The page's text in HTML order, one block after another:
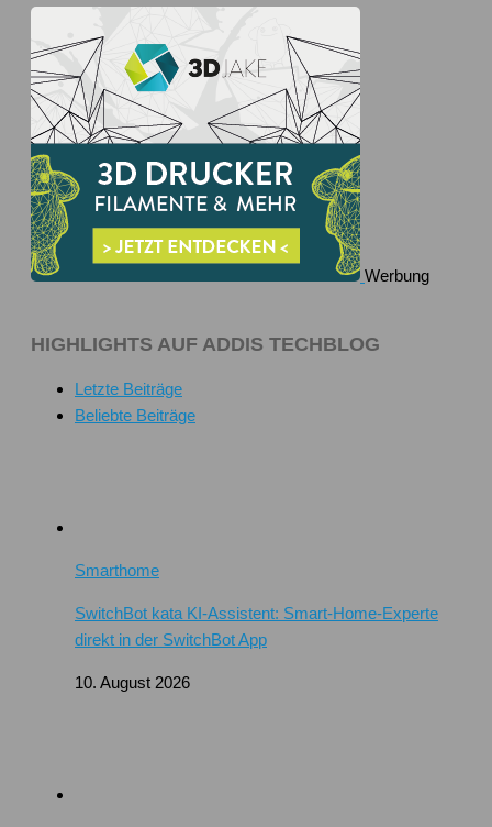
Werbung
HIGHLIGHTS AUF ADDIS TECHBLOG
Letzte Beiträge
Beliebte Beiträge
Smarthome
SwitchBot kata KI-Assistent: Smart-Home-Experte
direkt in der SwitchBot App
10. August 2026